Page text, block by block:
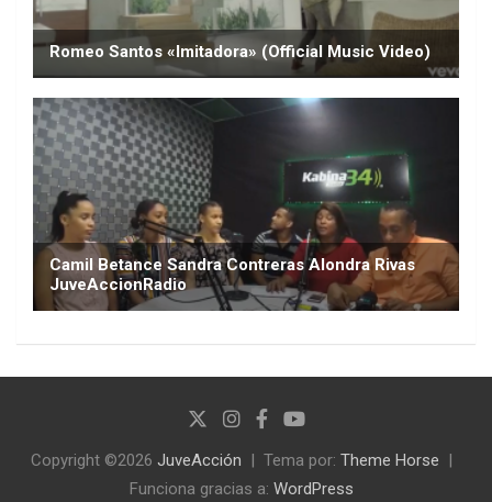
Copyright ©2026 JuveAcción Tema por: Theme Horse
Funciona gracias a: WordPress